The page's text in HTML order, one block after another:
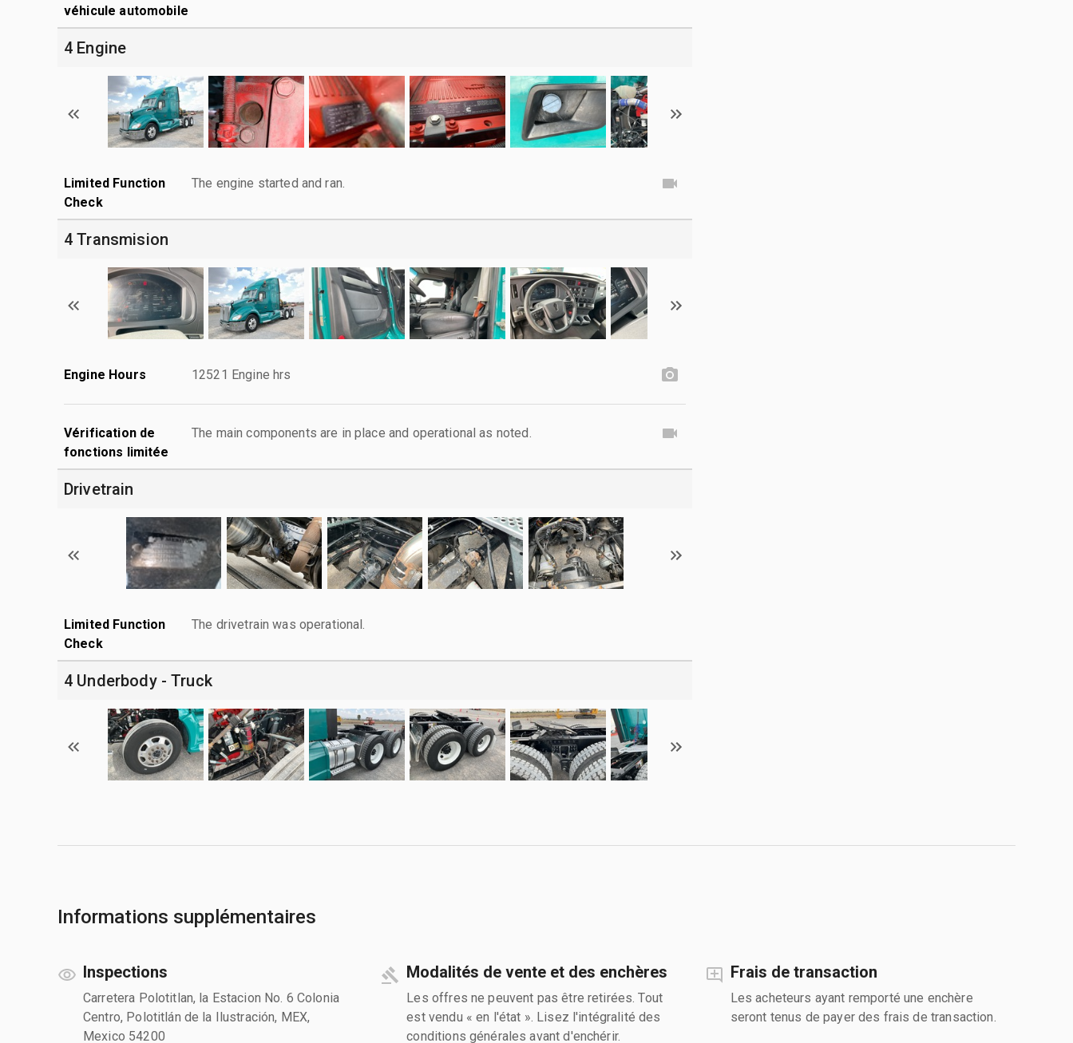
véhicule automobile
4 Engine
Limited Function
Check
The engine started and ran.
4 Transmision
Engine Hours 12521 Engine hrs
Vérification de
fonctions limitée
The main components are in place and operational as noted.
Drivetrain
Limited Function
Check
The drivetrain was operational.
4 Underbody - Truck
Informations supplémentaires
Inspections
Carretera Polotitlan, la Estacion No. 6 Colonia
Centro, Polotitlán de la Ilustración, MEX,
Mexico 54200
Modalités de vente et des enchères
Les offres ne peuvent pas être retirées. Tout
est vendu « en l'état ». Lisez l'intégralité des
conditions générales avant d'enchérir.
Frais de transaction
Les acheteurs ayant remporté une enchère
seront tenus de payer des frais de transaction.